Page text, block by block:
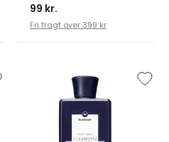
99 kr.
Fri fragt over 399 kr